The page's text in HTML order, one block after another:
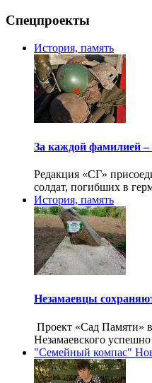
Спецпроекты
История, память
За каждой фамилией –
Редакция «СГ»
солдат, погибших в
История, память
Незамаевцы
Проект «Сад
Незамаевского
"Семейный компас"